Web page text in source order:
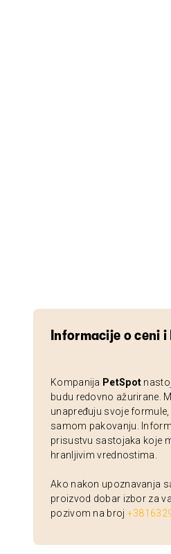
Informacije o ceni
Kompanija PetSpot
budu redovno ažurirane.
unapređuju svoje
samom pakovanju.
prisustvu sastojaka koje
hranljivim vrednostima.
Ako nakon upoznavanja
proizvod dobar izbor za
pozivom na broj